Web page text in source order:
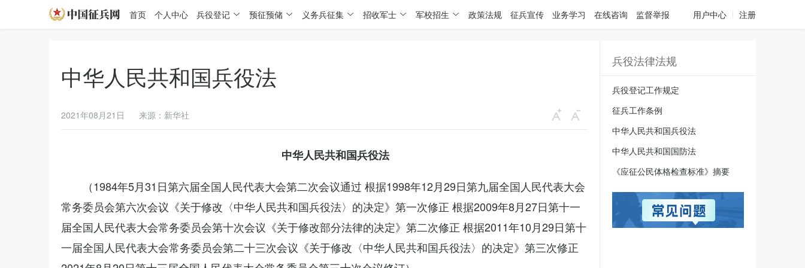
首页 个人中心 兵役登记 预征预储 义务兵征集 招收军士 军校招生 政策法规 征兵宣传 业务学习 在线咨询 监督举报 用户中心 注册
中华人民共和国兵役法
2021年08月21日 来源：新华社
中华人民共和国兵役法
（1984年5月31日第六届全国人民代表大会第二次会议通过 根据1998年12月29日第九届全国人民代表大会
常务委员会第六次会议《关于修改〈中华人民共和国兵役法〉的决定》第一次修正 根据2009年8月27日第十一
届全国人民代表大会常务委员会第十次会议《关于修改部分法律的决定》第二次修正 根据2011年10月29日第十
一届全国人民代表大会常务委员会第二十三次会议《关于修改〈中华人民共和国兵役法〉的决定》第三次修正
兵役法律法规
兵役登记工作规定
征兵工作条例
中华人民共和国兵役法
中华人民共和国国防法
《应征公民体格检查标准》摘要